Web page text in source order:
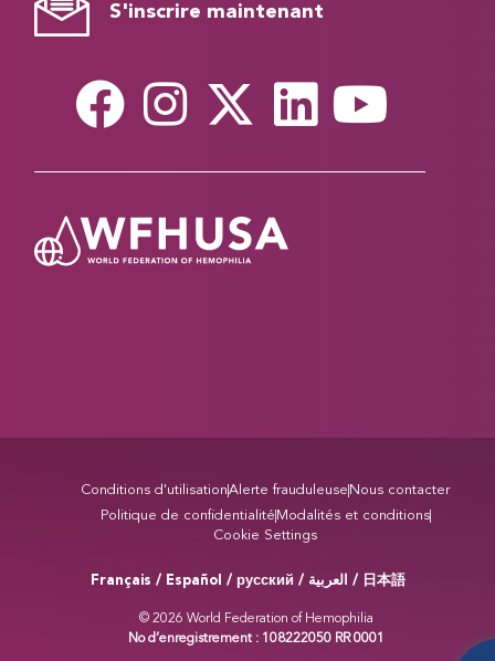
S'inscrire maintenant
Conditions d'utilisationAlerte frauduleuse Nous contacter
Politique de confidentialité Modalités et conditions
Cookie Settings
Français / Español / русский / العربية / 日本語
© 2026 World Federation of Hemophilia
No d’enregistrement : 108222050 RR 0001